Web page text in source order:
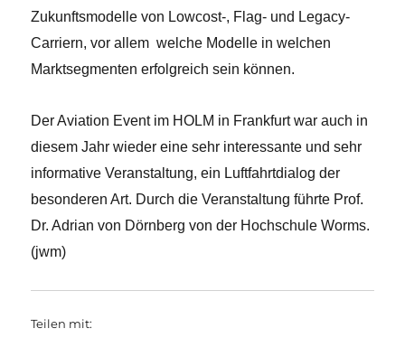
Zukunftsmodelle von Lowcost-, Flag- und Legacy-
Carriern, vor allem welche Modelle in welchen
Marktsegmenten erfolgreich sein können.
Der Aviation Event im HOLM in Frankfurt war auch in
diesem Jahr wieder eine sehr interessante und sehr
informative Veranstaltung, ein Luftfahrtdialog der
besonderen Art. Durch die Veranstaltung führte Prof.
Dr. Adrian von Dörnberg von der Hochschule Worms.
(jwm)
Teilen mit: